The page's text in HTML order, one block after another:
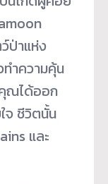
ป่าแห่ง
ทำความคุ้น
ณได้ออก
จ ชีวิตนั้น
และ